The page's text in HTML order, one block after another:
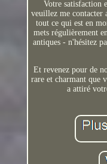
Votre satisfaction
veuillez me contacter
tout ce qui est en
mets régulièrement
antiques - n'hésitez
Et revenez pour de
rare et charmant que
a attiré